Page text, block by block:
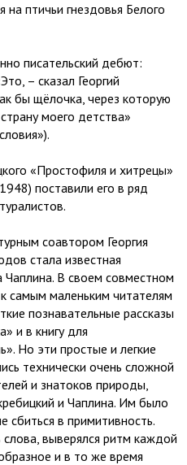
на птичьи гнездовья Белого
писательский дебют:
– сказал Георгий
бы щёлочка, через которую
моего детства»
«Простофиля и хитрецы»
поставили его в ряд
соавтором Георгия
стала известная
Чаплина. В своем совместном
самым маленьким читателям
познавательные рассказы
и в книгу для
Но эти простые и легкие
технически очень сложной
и знатоков природы,
и Чаплина. Им было
сбиться в примитивность.
выверялся ритм каждой
и в то же время